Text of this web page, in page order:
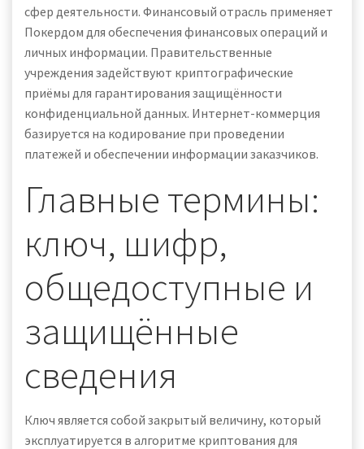
сфер деятельности. Финансовый отрасль применяет
Покердом для обеспечения финансовых операций и
личных информации. Правительственные
учреждения задействуют криптографические
приёмы для гарантирования защищённости
конфиденциальной данных. Интернет-коммерция
базируется на кодирование при проведении
платежей и обеспечении информации заказчиков.
Главные термины:
ключ, шифр,
общедоступные и
защищённые
сведения
Ключ является собой закрытый величину, который
эксплуатируется в алгоритме криптования для